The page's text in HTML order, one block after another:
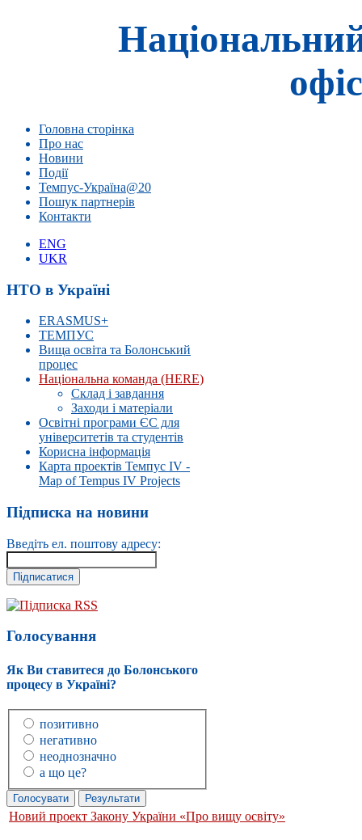
Головна сторінка
Про нас
Новини
Події
Темпус-Україна@20
Пошук партнерів
Контакти
ENG
UKR
НТО в Україні
ERASMUS+
ТЕМПУС
Вища освіта та Болонський
процес
Національна команда (HERE)
Склад і завдання
Заходи і матеріали
Освітні програми ЄС для
університетів та студентів
Корисна інформація
Карта проектів Темпус IV -
Map of Tempus IV Projects
Підписка на новини
Введіть ел. поштову адресу:
Підписка RSS
Голосування
Як Ви ставитеся до Болонського
процесу в Україні?
позитивно
негативно
неоднозначно
а що це?
Новий проект Закону України «Про вищу освіту»